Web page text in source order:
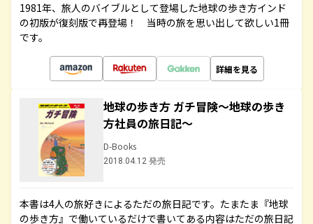
1981年、旅人のバイブルとして登場した地球の歩き方インド
の初版が復刻版で再登場！ 当時の旅を思い出して欲しい1冊
です。
詳細を見る
地球の歩き方 ガチ冒険～地球の歩き
方社員の旅日記～
D-Books
2018.04.12 発売
本書は4人の旅好きによるただの旅日記です。たまたま『地球
の歩き方』で働いているだけで書いてある内容はただの旅日記